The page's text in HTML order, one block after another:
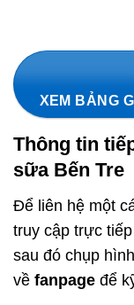
XEM BẢNG
Thông tin
sữa Bến Tre
Để liên hệ một
truy cập trực
sau đó chụp
về fanpage để